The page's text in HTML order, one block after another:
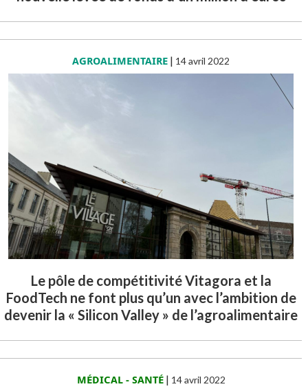
AGROALIMENTAIRE | 14 avril 2022
Le pôle de compétitivité Vitagora et la
FoodTech ne font plus qu’un avec l’ambition de
devenir la « Silicon Valley » de l’agroalimentaire
MÉDICAL - SANTÉ| 14 avril 2022